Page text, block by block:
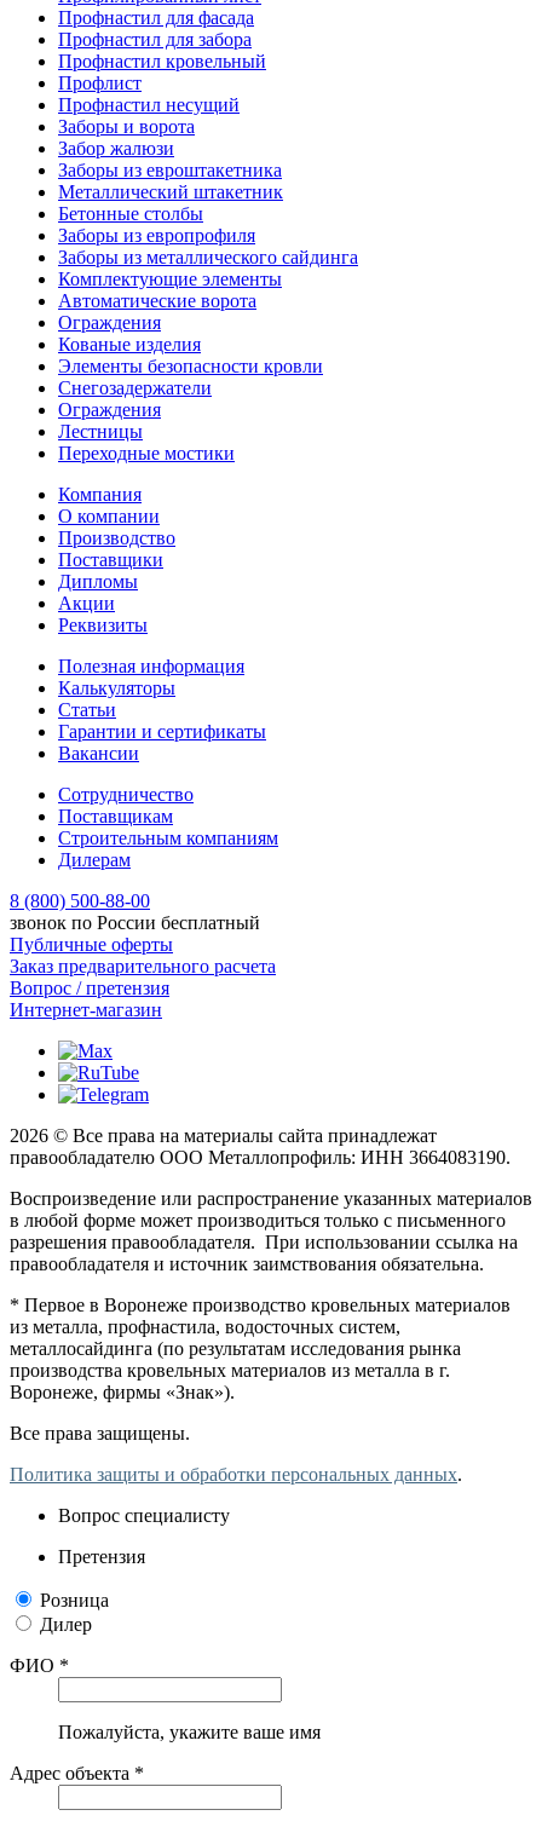
Профнастил для фасада
Профнастил для забора
Профнастил кровельный
Профлист
Профнастил несущий
Заборы и ворота
Забор жалюзи
Заборы из евроштакетника
Металлический штакетник
Бетонные столбы
Заборы из европрофиля
Заборы из металлического сайдинга
Комплектующие элементы
Автоматические ворота
Ограждения
Кованые изделия
Элементы безопасности кровли
Снегозадержатели
Ограждения
Лестницы
Переходные мостики
Компания
О компании
Производство
Поставщики
Дипломы
Акции
Реквизиты
Полезная информация
Калькуляторы
Статьи
Гарантии и сертификаты
Вакансии
Сотрудничество
Поставщикам
Строительным компаниям
Дилерам
8 (800) 500-88-00
звонок по России бесплатный
Публичные оферты
Заказ предварительного расчета
Вопрос / претензия
Интернет-магазин
2026 © Все права на материалы сайта принадлежат
правообладателю ООО Металлопрофиль: ИНН 3664083190.
Воспроизведение или распространение указанных материалов
в любой форме может производиться только с письменного
разрешения правообладателя. При использовании ссылка на
правообладателя и источник заимствования обязательна.
* Первое в Воронеже производство кровельных материалов
из металла, профнастила, водосточных систем,
металлосайдинга (по результатам исследования рынка
производства кровельных материалов из металла в г.
Воронеже, фирмы «Знак»).
Все права защищены.
Политика защиты и обработки персональных данных.
Вопрос специалисту
Претензия
Розница
Дилер
ФИО *
Пожалуйста, укажите ваше имя
Адрес объекта *